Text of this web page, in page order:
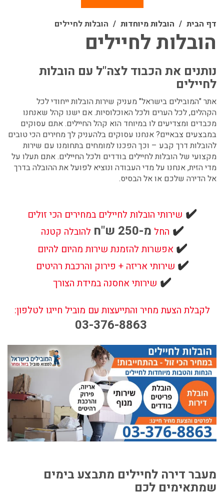
דף הבית הובלות מיוחדות הובלות לחיילים
הובלות לחיילים
נותנים את הכבוד לצה"ל עם הובלות
לחיילים
אתר "המובילים בישראל" מעניק שירות הובלות ייחודי לכל
הקהלים, לכל הערים ולכל האוכלוסיות. אם ישנו קהל שאנחנו
מכבדים ומצדיעים לו במיוחד הוא קהל החיילים. אתם עסוקים
במבצעים צבאיים? אנחנו עסוקים בלהעניק לך מחירים הכי טובים
להובלות דרך קבע – וכך הפכנו למומחים בתחומנו עם שירות
מקצועי של הובלות לחיילים בודדים ולכל החיילים. אתם תעלו על
מדי הזית, אנחנו על מדי העבודה ונוציא לפועל את ההובלה בדרך
אל הדירה שלכם או אל הבסיס.
✔️ שירותי הובלות לחיילים במחירים הכי זולים
✔️ החל מ-250 ש"ח להובלה קטנה
✔️ אפשרות להזמנת שירות מהיום להיום
✔️ שירותי אריזה + פירוק והרכבת רהיטים
✔️ שירותי אחסנה במידת הצורך
לקבלת הצעת מחיר והתייעצות עם מוביל חייגו לטלפון:
03-376-8863
מעבר דירה לחיילים מתבצע בימים
שמתאימים לכם